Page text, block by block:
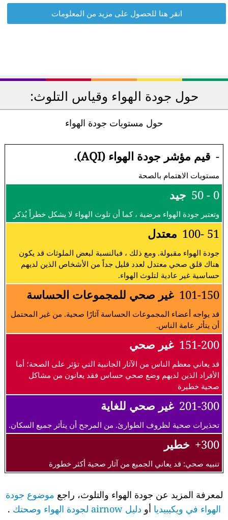
انقر هنا للحصول على مزيد من المعلومات
حول جودة الهواء وقياس التلوث:
حول مستويات جودة الهواء
- قيم مؤشر جودة الهواء (AQI).
مستويات الاهتمام بالصحة
0 - 50 جيد
وتعتبر جودة الهواء مرضية ، كما أن تلوث الهواء لا يشكل خطراً يُذكر
51 -100 معتدل
جودة الهواء مقبولة. ومع ذلك ، فبالنسبة لبعض الملوثات قد يكون
هناك قلق صحي معتدل لعدد قليل جداً من الأشخاص الذين لديهم
حساسية غير عادية لتلوث الهواء.
101-150 غير صحي للمجموعات الحساسة
قد يواجه أعضاء المجموعات الحساسة آثارًا صحية. من غير المحتمل
أن يتأثر عامة الناس.
151-200 غير صحي
قد يعاني معظم الناس من الآثار الجانبية التي تؤثر على الصحة؛ أما
الأفراد الذين لديهم وضع صحي حساس فقد يعانون من مشاكل
صحية خطيرة
201-300 غير صحي للغاية
تحذيرات صحية لظروف الطوارئ. من المرجح أن يتأثر جميع السكان.
300+ خطير
تنبيه صحي: قد يعاني الجميع من آثار صحية أكثر خطورة
لمعرفة المزيد عن جودة الهواء والتلوث، راجع موضوع جودة
الهواء في ويكيبيديا أو دليل airnow لجودة الهواء وصحتك .